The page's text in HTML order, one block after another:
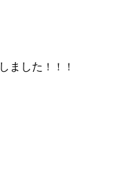
しました ！！！